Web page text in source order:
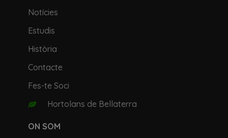
Notícies
Estudis
Història
Contacte
Fes-te Soci
Hortolans de Bellaterra
ON SOM